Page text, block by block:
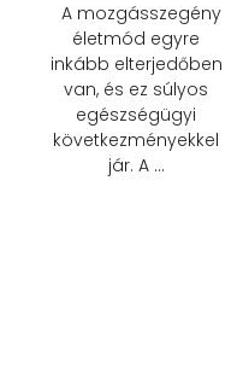
A mozgásszegény
életmód egyre
inkább elterjedőben
van, és ez súlyos
egészségügyi
következményekkel
jár. A …